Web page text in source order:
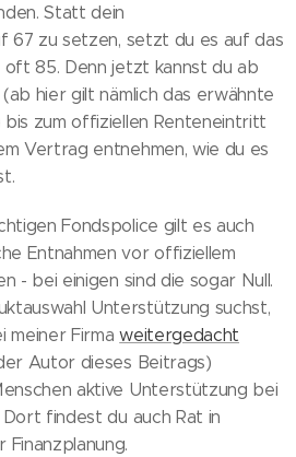
Statt dein
67 zu setzen, setzt du es auf das
85. Denn jetzt kannst du ab
hier gilt nämlich das erwähnte
zum offiziellen Renteneintritt
Vertrag entnehmen, wie du es
Fondspolice gilt es auch
Entnahmen vor offiziellem
- bei einigen sind die sogar Null.
Unterstützung suchst,
meiner Firmaweitergedacht
Autor dieses Beitrags)
aktive Unterstützung bei
Dort findest du auch Rat in
Finanzplanung.